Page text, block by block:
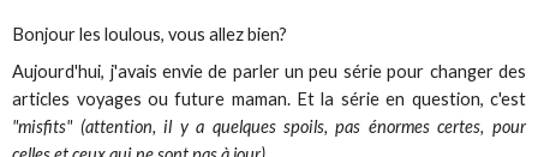
Bonjour les loulous, vous allez bien?
Aujourd'hui, j'avais envie de parler un peu série pour changer des
articles voyages ou future maman. Et la série en question, c'est
"misfits" (attention, il y a quelques spoils, pas énormes certes, pour